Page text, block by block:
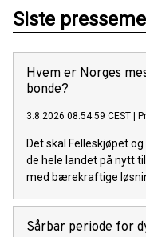
Siste
Hvem er Norges
bonde?
3.8.2026 08:54:59 CEST
Det skal Felleskjøpet
de hele landet på nytt
med bærekraftige
Sårbar periode for